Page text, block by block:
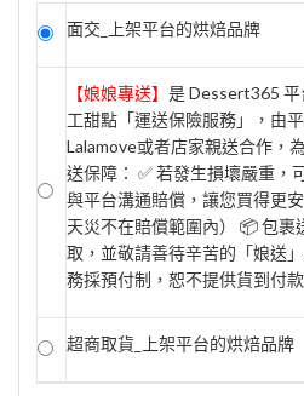
面交_上架平台的烘焙品牌
【娘娘專送】 是 Dessert365
工甜點「運送保險服務」，由
Lalamove或者店家親送合作，
送保障： ✅ 若發生損壞嚴重，
與平台溝通賠償，讓您買得更
天災不在賠償範圍內） 📦 包裹
取，並敬請善待辛苦的「娘送
務採預付制，恕不提供貨到付款
超商取貨_上架平台的烘焙品牌